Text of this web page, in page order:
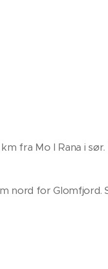
fra Mo I Rana i sør.
nord for Glomfjord.